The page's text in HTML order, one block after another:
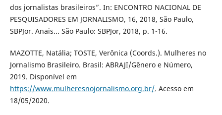
dos jornalistas brasileiros”. In: ENCONTRO NACIONAL DE
PESQUISADORES EM JORNALISMO, 16, 2018, São Paulo,
SBPJor. Anais... São Paulo: SBPJor, 2018, p. 1-16.
MAZOTTE, Natália; TOSTE, Verônica (Coords.). Mulheres no
Jornalismo Brasileiro. Brasil: ABRAJI/Gênero e Número,
2019. Disponível em
https://www.mulheresnojornalismo.org.br/. Acesso em
18/05/2020.